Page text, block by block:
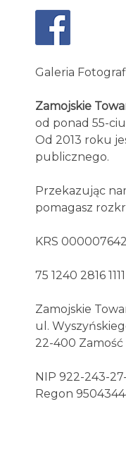
Galeria
Zamojskie
od ponad 55-
Od 2013 roku
publicznego.
Przekazując
pomagasz
KRS
75 1240 2816
Zamojskie
ul.
22-400 Zamość
NIP 922-243-
Regon